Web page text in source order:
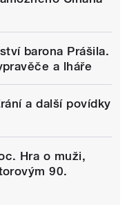
barona Prášila.
a lháře
a další povídky
Hra o muži,
90.